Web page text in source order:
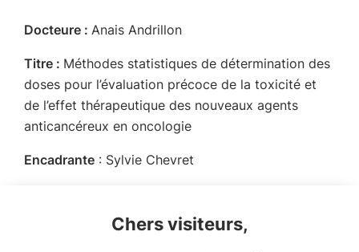
Docteure : Anais Andrillon
Titre : Méthodes statistiques de détermination des
doses pour l’évaluation précoce de la toxicité et
de l’effet thérapeutique des nouveaux agents
anticancéreux en oncologie
Encadrante : Sylvie Chevret
Sciences de l’Information Biomédicale, Université
Chers visiteurs,